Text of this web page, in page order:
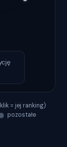
= jej ranking)
pozostałe